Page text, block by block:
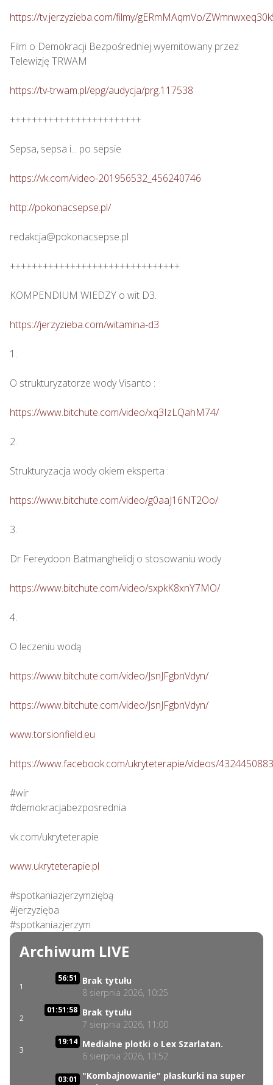
https://tv.jerzyzieba.com/filmy/gERmMAqmVo/
Film o Demokracji Bezpośredniej wyemitowany przez
Telewizję TRWAM
https://tv-trwam.pl/epg/audycja/prg.117538
++++++++++++++++++++++++
Sepsa, sepsa i... po sepsie
https://vk.com/video-201956532_456240746
http://pokonacsepse.pl/
redakcja@pokonacsepse.pl
+++++++++++++++++++++++++++++++
KOMPENDIUM WIEDZY o wit D3.
https://jerzyzieba.com/witamina-d3
1.
O strukturyzatorze wody Visanto :
https://www.bitchute.com/video/xq3IzLQahM74/
2.
Strukturyzacja wody okiem eksperta :
https://www.bitchute.com/video/g0aaJ16NT2Oo/
3.
Dr Fereydoon Batmanghelidj o stosowaniu wody
https://www.bitchute.com/video/sxpkK8xnY7MO/
4.
O leczeniu wodą
https://www.bitchute.com/video/JsnJFgbnVdyn/
https://www.bitchute.com/video/JsnJFgbnVdyn/
www.torsionfield.eu
https://www.facebook.com/ukryteterapie/videos/
#wir
#demokracjabezposrednia
vk.com/ukryteterapie
www.ukryteterapie.pl
#spotkaniazjerzymziębą
#jerzyzięba
#spotkaniazjerzym
Archiwum LIVE
1
56:51
Brak tytułu
8 sierpnia 2026, 10:25
2
01:51:58 Brak tytułu
7 sierpnia 2026, 11:00
3
19:14 Medialne plotki o Lex Szarlatan.
6 sierpnia 2026, 13:52
03:01
"Kombajnowanie" płaskurki na super